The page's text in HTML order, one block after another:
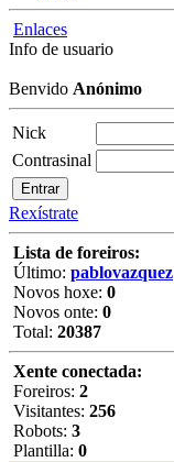
Enlaces
Info de usuario
Benvido Anónimo
Nick
Contrasinal
Rexístrate
Lista de foreiros:
Último: pablovazquez
Novos hoxe: 0
Novos onte: 0
Total: 20387
Xente conectada:
Foreiros: 2
Visitantes: 256
Robots: 3
Plantilla: 0